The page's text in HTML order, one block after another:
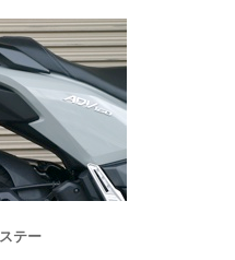
テー